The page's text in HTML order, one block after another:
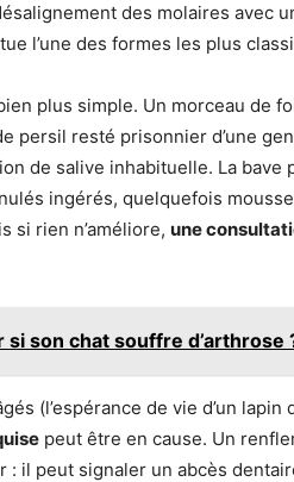
des molaires avec
l’une des formes les plus
plus simple. Un morceau de
persil resté prisonnier d’une
de salive inhabituelle. La
ingérés, quelquefois
si rien n’améliore, une
si son chat souffre d’arthrose
(l’espérance de vie d’un
peut être en cause. Un
: il peut signaler un abcès